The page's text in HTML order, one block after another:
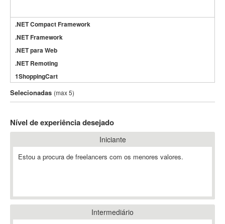
.NET Compact Framework
.NET Framework
.NET para Web
.NET Remoting
1ShoppingCart
3DS Max
3GSM
802.11
A-GPS
ABAP
Abaqus
Selecionadas (max 5)
Nível de experiência desejado
Iniciante
Estou a procura de freelancers com os menores valores.
Intermediário